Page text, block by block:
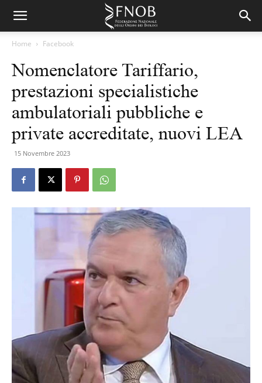
Home Facebook
Nomenclatore Tariffario,
prestazioni specialistiche
ambulatoriali pubbliche e
private accreditate, nuovi LEA
15 Novembre 2023